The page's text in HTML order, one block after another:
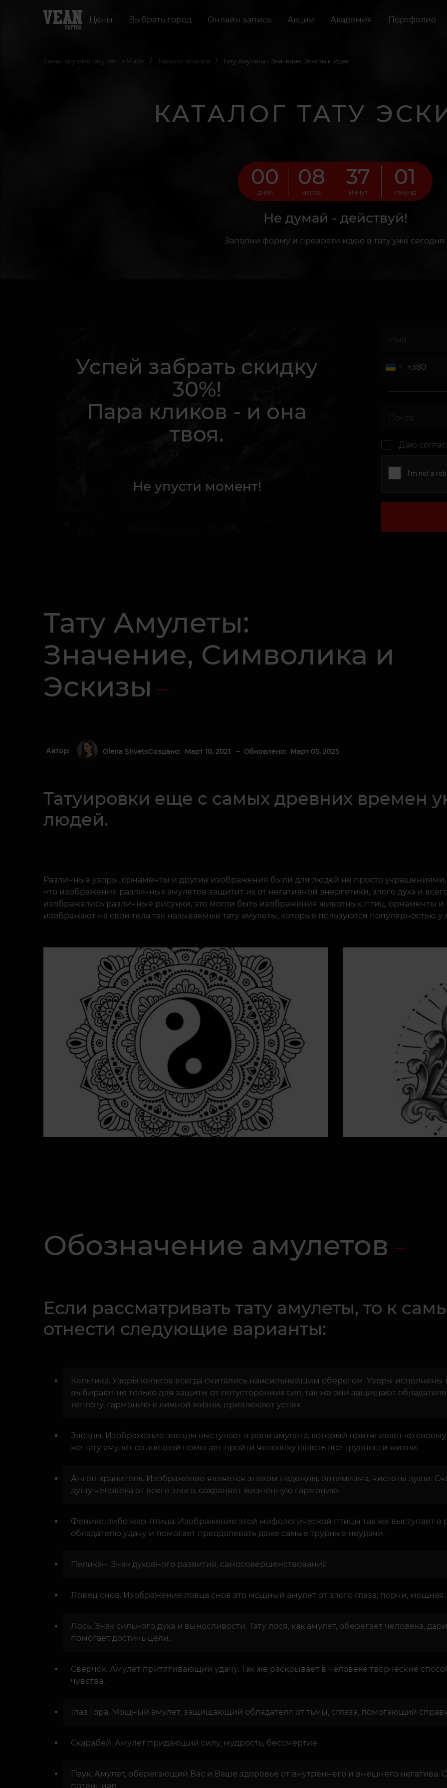
Цены Выбрать город Онлайн запись Акции Академия Портфолио
Самая крупная тату сеть в Мире Каталог эскизов Тату Амулеты - Значение, Эскизы и Идеи
КАТАЛОГ ТАТУ
00
дней
08
часов
37
минут
00
секунд
Не думай - действуй!
Заполни форму и преврати идею в тату уже сегодня.
Успей забрать скидку
30%!
Пара кликов - и она
твоя.
Не упусти момент!
Даю
Тату Амулеты:
Значение, Символика и
Эскизы
Автор: Olena ShvetsСоздано: Март 10, 2021 – Обновлено: Март 05, 2025
Татуировки еще с самых древних времен
людей.
Различные узоры, орнаменты и другие изображения были для людей не просто
что изображения различных амулетов защитит их от негативной энергетики, злого духа и
изображались различные рисунки, это могли быть изображения животных, птиц, орнаменты
изображают на свои тела так называемые тату амулеты, которые пользуются популярностью у
Обозначение амулетов
Если рассматривать тату амулеты, то к
отнести следующие варианты:
Кельтика. Узоры кельтов всегда считались наисильнейшим оберегом. Узоры исполнены
выбирают не только для защиты от потусторонних сил, так же они защищают
теплоту, гармонию в личной жизни, привлекают успех.
Звезды. Изображение звезды выступает в роли амулета, который притягивает ко
же тату амулет со звездой помогает пройти человеку сквозь все трудности жизни.
Ангел-хранитель. Изображение является знаком надежды, оптимизма, чистоты души.
душу человека от всего злого, сохраняет жизненную гармонию.
Феникс, либо жар-птица. Изображение этой мифологической птицы так же выступает в
обладателю удачу и помогает преодолевать даже самые трудные неудачи.
Пеликан. Знак духовного развития, самосовершенствования.
Ловец снов. Изображение ловца снов это мощный амулет от злого глаза, порчи,
Лось. Знак сильного духа и выносливости. Тату лося, как амулет, оберегает человека,
помогает достичь цели.
Сверчок. Амулет притягивающий удачу. Так же раскрывает в человеке творческие
чувства.
Глаз Гора. Мощный амулет, защищающий обладателя от тьмы, сглаза, помогающий
Скарабей. Амулет придающий силу, мудрость, бессмертие.
Паук. Амулет, оберегающий Вас и Ваше здоровье от внутреннего и внешнего негатива.
потенциал.